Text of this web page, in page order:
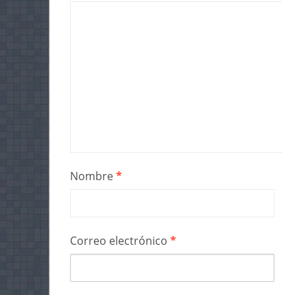
Nombre*
Correo electrónico *